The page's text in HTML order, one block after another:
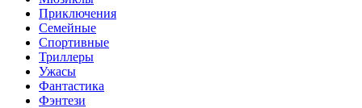
Приключения
Семейные
Спортивные
Триллеры
Ужасы
Фантастика
Фэнтези